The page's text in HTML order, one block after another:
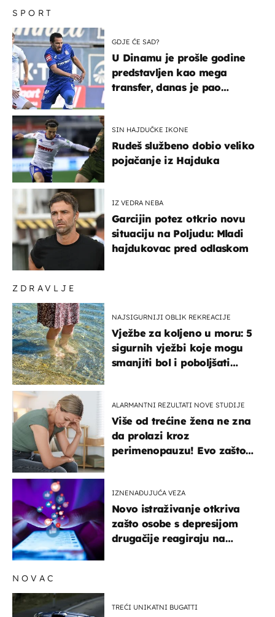
ZDRAVLJE
NAJSIGURNIJI OBLIK REKREACIJE
Vježbe za koljeno u moru: 5
sigurnih vježbi koje mogu
smanjiti bol i poboljšati
ALARMANTNI REZULTATI NOVE STUDIJE
Više od trećine žena ne zna
da prolazi kroz
perimenopauzu! Evo zašto
IZNENAĐUJUĆA VEZA
Novo istraživanje otkriva
zašto osobe s depresijom
drugačije reagiraju na
SPORT
GDJE ĆE SAD?
U Dinamu je prošle godine
predstavljen kao mega
transfer, danas je pao
SIN HAJDUČKE IKONE
Rudeš službeno dobio veliko
pojačanje iz Hajduka
IZ VEDRA NEBA
Garcijin potez otkrio novu
situaciju na Poljudu: Mladi
hajdukovac pred odlaskom
NOVAC
TREĆI UNIKATNI BUGATTI